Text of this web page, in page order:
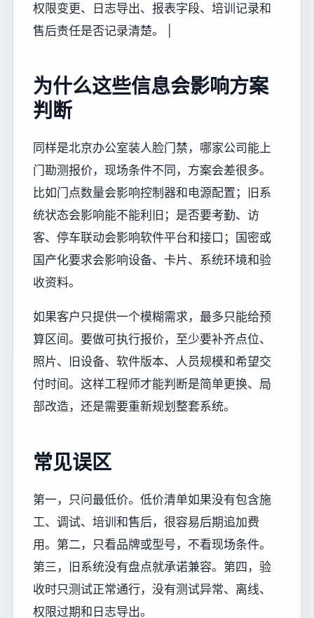
权限变更、日志导出、报表字段、培训记录和
售后责任是否记录清楚。 |
为什么这些信息会影响方案
判断
同样是北京办公室装人脸门禁，哪家公司能上
门勘测报价，现场条件不同，方案会差很多。
比如门点数量会影响控制器和电源配置；旧系
统状态会影响能不能利旧；是否要考勤、访
客、停车联动会影响软件平台和接口；国密或
国产化要求会影响设备、卡片、系统环境和验
收资料。
如果客户只提供一个模糊需求，最多只能给预
算区间。要做可执行报价，至少要补齐点位、
照片、旧设备、软件版本、人员规模和希望交
付时间。这样工程师才能判断是简单更换、局
部改造，还是需要重新规划整套系统。
常见误区
第一，只问最低价。低价清单如果没有包含施
工、调试、培训和售后，很容易后期追加费
用。第二，只看品牌或型号，不看现场条件。
第三，旧系统没有盘点就承诺兼容。第四，验
收时只测试正常通行，没有测试异常、离线、
权限过期和日志导出。